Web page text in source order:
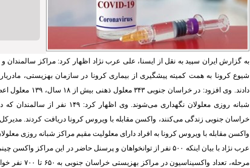
به گزارش ایران سپید به نقل از ایسنا، علی عرب نژاد اظهار کرد: مراکز سالمندان
شیوع کرونا به همت کمیته پیشگیری از بیماری کرونا در سازمان بهزیستی،‌
شبانه روزی معلولان نگهداری
خراسان جنوبی زندگی می‌کنند، واکسن مقابله با ویروس کرونا دریافت کردند.
واکسن مقابله با ویروس کرونا به افراد دارای معلولیت مقیم مراکز شبانه روزی
عرب نژاد با بیان اینکه ۵۰۰ نفر از توانخواهان و پرسنل حاضر در این
مرحله، تعداد